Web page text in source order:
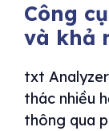
Công
và khả
txt
thác nhiều
thông qua